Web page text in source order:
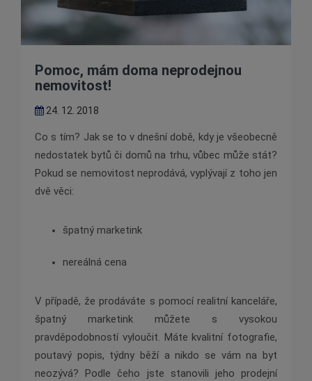
Pomoc, mám doma neprodejnou
nemovitost!
24. 12. 2018
Co s tím? Jak se to v dnešní době, kdy je všeobecně
nedostatek bytů či domů na trhu, vůbec může stát?
Pokud se nemovitost neprodává, vyplývají z toho jen
dvě věci:
špatný marketink
nereálná cena
V případě, že prodáváte s pomocí realitní kanceláře,
špatný marketink můžete s vysokou
pravděpodobností vyloučit. Máte kvalitní fotografie,
poutavý popis, týdny běží a nikdo se vám na byt
neozývá? Podle čeho jste stanovili jeho prodejní